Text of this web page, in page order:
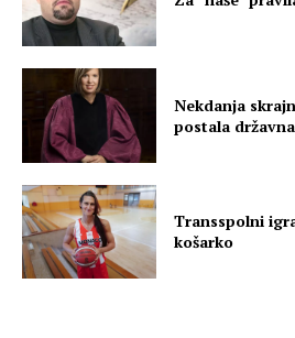
Nekdanja
postala
Transspolni
košarko